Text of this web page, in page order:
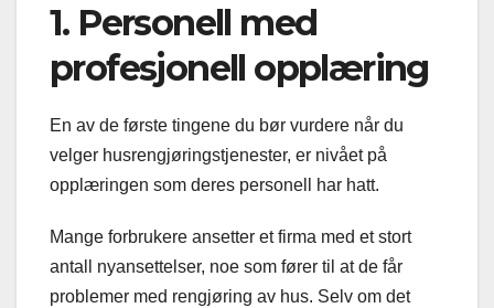
1. Personell med
profesjonell opplæring
En av de første tingene du bør vurdere når du
velger husrengjøringstjenester, er nivået på
opplæringen som deres personell har hatt.
Mange forbrukere ansetter et firma med et stort
antall nyansettelser, noe som fører til at de får
problemer med rengjøring av hus. Selv om det